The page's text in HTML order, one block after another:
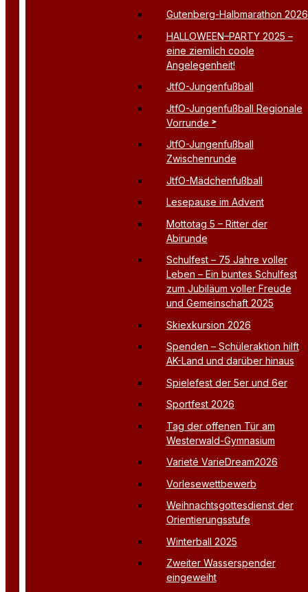
Gutenberg-Halbmarathon 2026
HALLOWEEN–PARTY 2025 –
eine ziemlich coole
Angelegenheit!
JtfO-Jungenfußball
JtfO-Jungenfußball Regionale
Vorrunde
JtfO-Jungenfußball
Zwischenrunde
JtfO-Mädchenfußball
Lesepause im Advent
Mottotag 5 – Ritter der
Abirunde
Schulfest – 75 Jahre voller
Leben – Ein buntes Schulfest
zum Jubiläum voller Freude
und Gemeinschaft 2025
Skiexkursion 2026
Spenden – Schüleraktion hilft
AK-Land und darüber hinaus
Spielefest der 5er und 6er
Sportfest 2026
Tag der offenen Tür am
Westerwald-Gymnasium
Varieté VarieDream2026
Vorlesewettbewerb
Weihnachtsgottesdienst der
Orientierungsstufe
Winterball 2025
Zweiter Wasserspender
eingeweiht